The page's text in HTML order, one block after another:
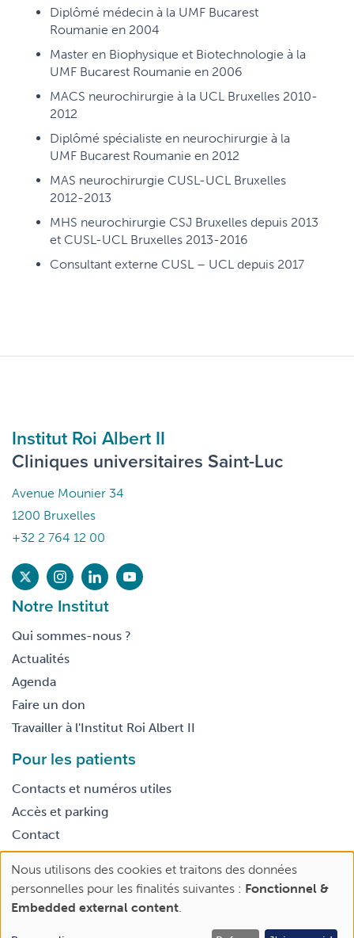
Diplômé médecin à la UMF Bucarest
Roumanie en 2004
Master en Biophysique et Biotechnologie à la
UMF Bucarest Roumanie en 2006
MACS neurochirurgie à la UCL Bruxelles 2010-
2012
Diplômé spécialiste en neurochirurgie à la
UMF Bucarest Roumanie en 2012
MAS neurochirurgie CUSL-UCL Bruxelles
2012-2013
MHS neurochirurgie CSJ Bruxelles depuis 2013
et CUSL-UCL Bruxelles 2013-2016
Consultant externe CUSL – UCL depuis 2017
Institut Roi Albert II
Cliniques universitaires Saint-Luc
Avenue Mounier 34
1200 Bruxelles
+32 2 764 12 00
Notre Institut
Qui sommes-nous ?
Actualités
Agenda
Faire un don
Travailler à l'Institut Roi Albert II
Pour les patients
Contacts et numéros utiles
Accès et parking
Contact
Footer
legal
Conditions générales d’utilisation
Use
of
personal
data
Nous utilisons des cookies et traitons des données
personnelles pour les finalités suivantes : Fonctionnel &
Embedded external content.